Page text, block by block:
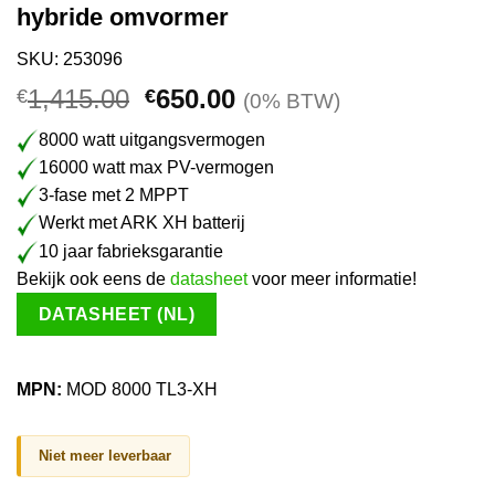
hybride omvormer
SKU: 253096
€1,415.00 Oorspronkelijke
was:
€1,415.00.
€650.00Huidige
is:
€650.00.
(0% BTW)
8000 watt uitgangsvermogen
16000 watt max PV-vermogen
3-fase met 2 MPPT
Werkt met ARK XH batterij
10 jaar fabrieksgarantie
Bekijk ook eens de datasheetvoor meer informatie!
DATASHEET (NL)
MPN: MOD 8000 TL3-XH
Niet meer leverbaar